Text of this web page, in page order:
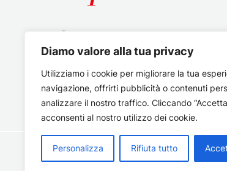
Diamo valore alla tua privacy
Utilizziamo i cookie per migliorare la tua
navigazione, offrirti pubblicità o contenuti
analizzare il nostro traffico. Cliccando
acconsenti al nostro utilizzo dei cookie.
Personalizza Rifiuta tutto
Copyright © 2026 Belpaese | Periodico